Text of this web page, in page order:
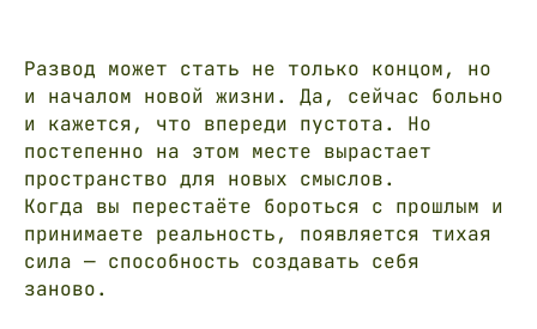
Развод может стать не только концом, но
и началом новой жизни. Да, сейчас больно
и кажется, что впереди пустота. Но
постепенно на этом месте вырастает
пространство для новых смыслов.
Когда вы перестаёте бороться с прошлым и
принимаете реальность, появляется тихая
сила — способность создавать себя
заново.